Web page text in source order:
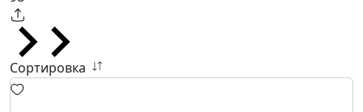
Сортировка